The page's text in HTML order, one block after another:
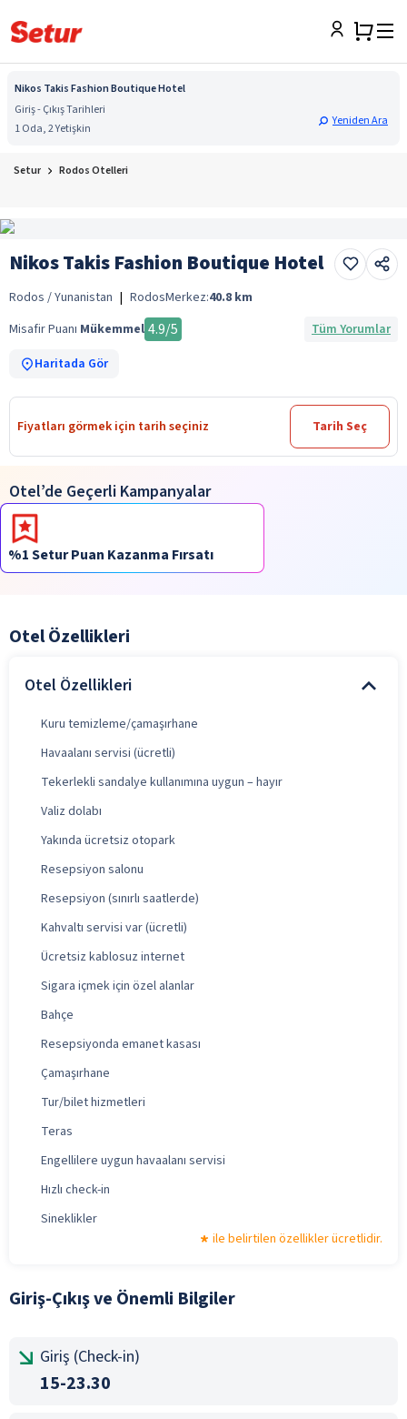
Nikos Takis Fashion Boutique Hotel
Giriş - Çıkış Tarihleri
1 Oda, 2 Yetişkin
Yeniden Ara
Setur Rodos Otelleri
Nikos Takis Fashion Boutique Hotel
Rodos / Yunanistan | RodosMerkez:40.8 km
Misafir Puanı Mükemmel 4.9/5
Tüm Yorumlar
Haritada Gör
Fiyatları görmek için tarih seçiniz Tarih Seç
Otel’de Geçerli Kampanyalar
%1 Setur Puan Kazanma Fırsatı
Otel Özellikleri
Otel Özellikleri
Kuru temizleme/çamaşırhane
Havaalanı servisi (ücretli)
Tekerlekli sandalye kullanımına uygun – hayır
Valiz dolabı
Yakında ücretsiz otopark
Resepsiyon salonu
Resepsiyon (sınırlı saatlerde)
Kahvaltı servisi var (ücretli)
Ücretsiz kablosuz internet
Sigara içmek için özel alanlar
Bahçe
Resepsiyonda emanet kasası
Çamaşırhane
Tur/bilet hizmetleri
Teras
Engellilere uygun havaalanı servisi
Hızlı check-in
Sineklikler
ile belirtilen özellikler ücretlidir.
Giriş-Çıkış ve Önemli Bilgiler
Giriş (Check-in)
15-23.30